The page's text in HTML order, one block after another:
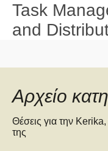
Task
and
Αρχείο
Θέσεις για την
της